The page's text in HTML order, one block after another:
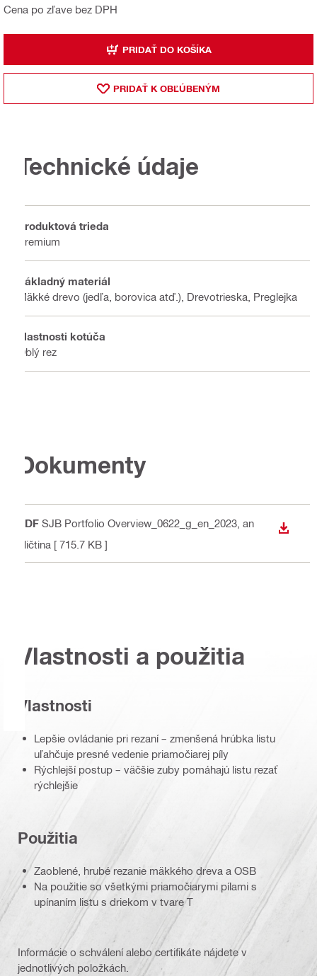
Cena po zľave bez DPH
PRIDAŤ DO KOŠÍKA
PRIDAŤ K OBĽÚBENÝM
Technické údaje
Produktová trieda
Premium
Základný materiál
Mäkké drevo (jedľa, borovica atď.), Drevotrieska, Preglejka
Vlastnosti kotúča
Oblý rez
Dokumenty
PDF SJB Portfolio Overview_0622_g_en_2023 , an
gličtina [ 715.7 KB ]
Vlastnosti a použitia
Vlastnosti
Lepšie ovládanie pri rezaní – zmenšená hrúbka listu
uľahčuje presné vedenie priamočiarej píly
Rýchlejší postup – väčšie zuby pomáhajú listu rezať
rýchlejšie
Použitia
Zaoblené, hrubé rezanie mäkkého dreva a OSB
Na použitie so všetkými priamočiarymi pílami s
upínaním listu s driekom v tvare T
Informácie o schválení alebo certifikáte nájdete v
jednotlivých položkách.